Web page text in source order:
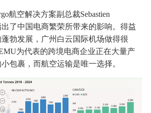
航空解决方案副总裁Sebastien
出了中国电商繁荣所带来的影响。得益
勃发展，广州白云国际机场做得很
为代表的跨境电商企业正在大量产
包裹，而航空运输是唯一选择。